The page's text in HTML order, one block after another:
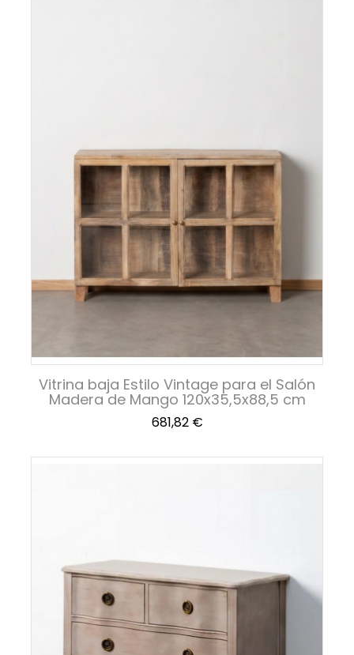
Vitrina baja Estilo Vintage para el Salón
Madera de Mango 120x35,5x88,5 cm
Precio
681,82 €